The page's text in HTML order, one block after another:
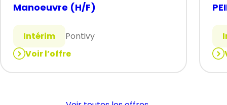
Manoeuvre (H/F)
Intérim
Pontivy
Voir l’offre
:
Manoeuvre
: